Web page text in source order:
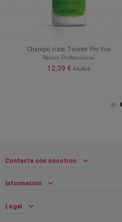
Champú rizos Twister Pro You
Revlon Professional
12,39 € 17,70 €
Contacta con nosotros
Información
Legal